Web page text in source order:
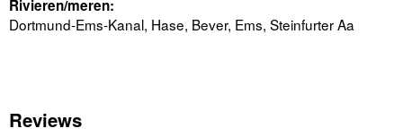
Rivieren/meren:
Dortmund-Ems-Kanal, Hase, Bever, Ems, Steinfurter Aa
Reviews